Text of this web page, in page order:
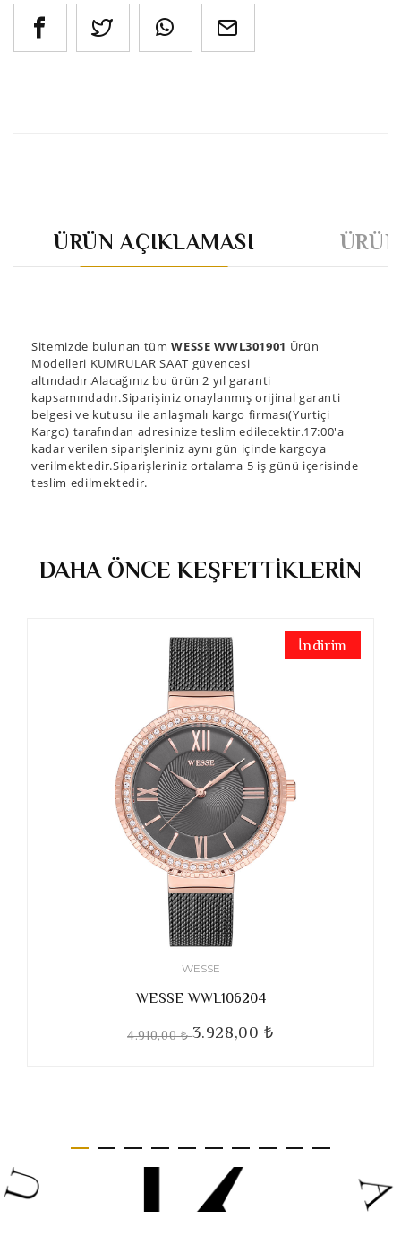
ÜRÜN AÇIKLAMASI
Sitemizde bulunan tümWESSE WWL301901 Ürün
Modelleri KUMRULAR SAAT güvencesi
altındadır.Alacağınız bu ürün 2 yıl garanti
kapsamındadır.Siparişiniz onaylanmış orijinal garanti
belgesi ve kutusu ile anlaşmalı kargo firması(Yurtiçi
Kargo) tarafından adresinize teslim edilecektir.17:00'a
kadar verilen siparişleriniz aynı gün içinde kargoya
verilmektedir.Siparişleriniz ortalama 5 iş günü içerisinde
teslim edilmektedir.
DAHA ÖNCE KEŞFETTİKLERİN
İndirim
WESSE
WESSE WWL106204
4.910,00 ₺3.928,00 ₺